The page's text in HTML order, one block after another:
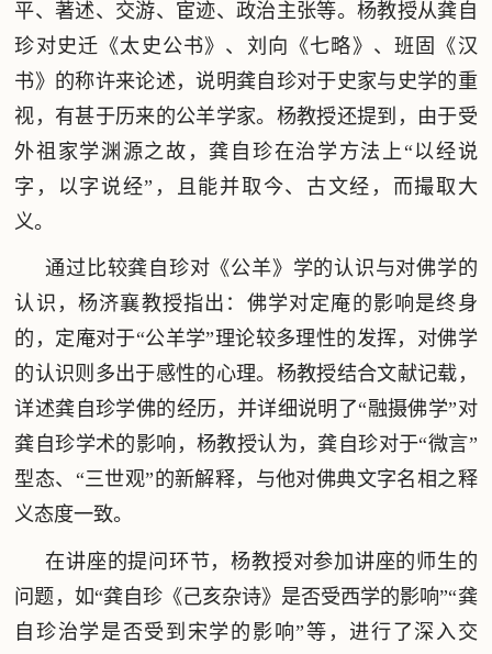
平、著述、交游、宦迹、政治主张等。杨教授从龚自
珍对史迁《太史公书》、刘向《七略》、班固《汉
书》的称许来论述，说明龚自珍对于史家与史学的重
视，有甚于历来的公羊学家。杨教授还提到，由于受
外祖家学渊源之故，龚自珍在治学方法上“以经说
字，以字说经”，且能并取今、古文经，而撮取大
义。
通过比较龚自珍对《公羊》学的认识与对佛学的
认识，杨济襄教授指出：佛学对定庵的影响是终身
的，定庵对于“公羊学”理论较多理性的发挥，对佛学
的认识则多出于感性的心理。杨教授结合文献记载，
详述龚自珍学佛的经历，并详细说明了“融摄佛学”对
龚自珍学术的影响，杨教授认为，龚自珍对于“微言”
型态、“三世观”的新解释，与他对佛典文字名相之释
义态度一致。
在讲座的提问环节，杨教授对参加讲座的师生的
问题，如“龚自珍《己亥杂诗》是否受西学的影响”“龚
自珍治学是否受到宋学的影响”等，进行了深入交